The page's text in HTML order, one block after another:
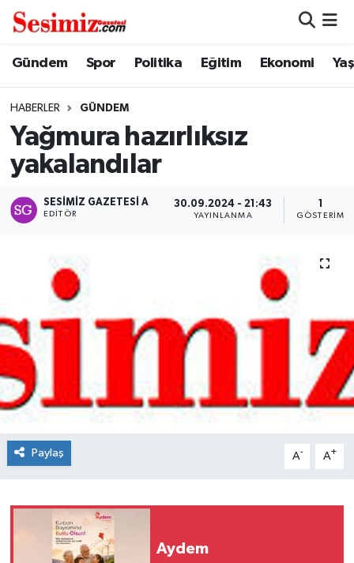
Gündem Spor Politika Eğitim Ekonomi
HABERLER GÜNDEM
Yağmura hazırlıksız
yakalandılar
SESIMIZ GAZETESI A
EDITÖR
30.09.2024 - 21:43
YAYINLANMA GÖSTERIM
Paylaş A- A+
Aydem
Dünya
Ekonomi
Gündem
Magazin
Politika
Spor
Tokat Haberleri
Yaşam
Nöbetçi Eczaneler
Hava Durumu
Namaz Vakitleri
Süper Lig Puan Durumu ve Fikstür
Tüm Manşetler
Son Dakika Haberleri